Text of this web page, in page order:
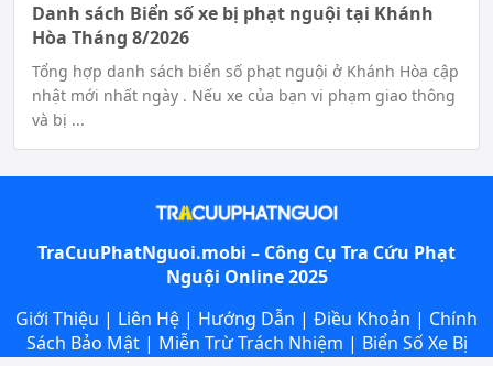
Danh sách Biển số xe bị phạt nguội tại Khánh
Hòa Tháng 8/2026
Tổng hợp danh sách biển số phạt nguội ở Khánh Hòa cập
nhật mới nhất ngày . Nếu xe của bạn vi phạm giao thông
và bị ...
TraCuuPhatNguoi.mobi – Công Cụ Tra Cứu Phạt
Nguội Online 2025
Giới Thiệu | Liên Hệ | Hướng Dẫn | Điều Khoản | Chính
Sách Bảo Mật| Miễn Trừ Trách Nhiệm | Biển Số Xe Bị